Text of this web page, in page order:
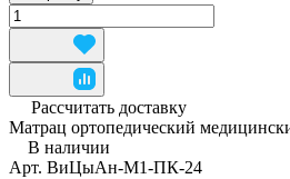
Рассчитать доставку
Матрац ортопедический
В наличии
Арт. ВиЦыАн-М1-ПК-24